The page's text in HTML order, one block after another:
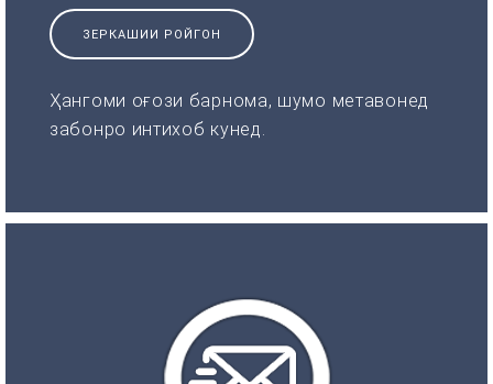
ЗЕРКАШИИ РОЙГОН
Ҳангоми оғози барнома, шумо метавонед
забонро интихоб кунед.